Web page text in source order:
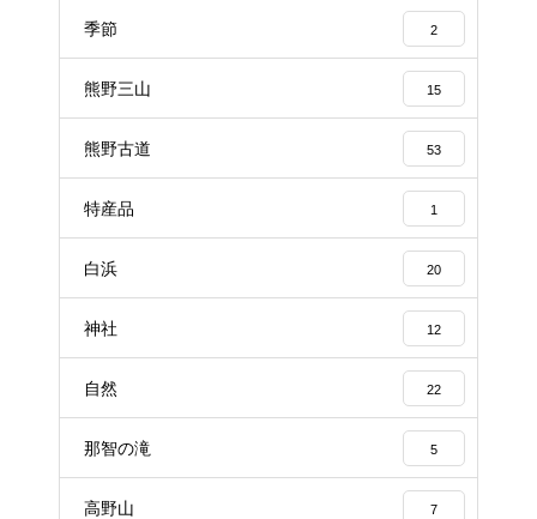
季節 2
熊野三山 15
熊野古道 53
特産品 1
白浜 20
神社 12
自然 22
那智の滝 5
高野山 7